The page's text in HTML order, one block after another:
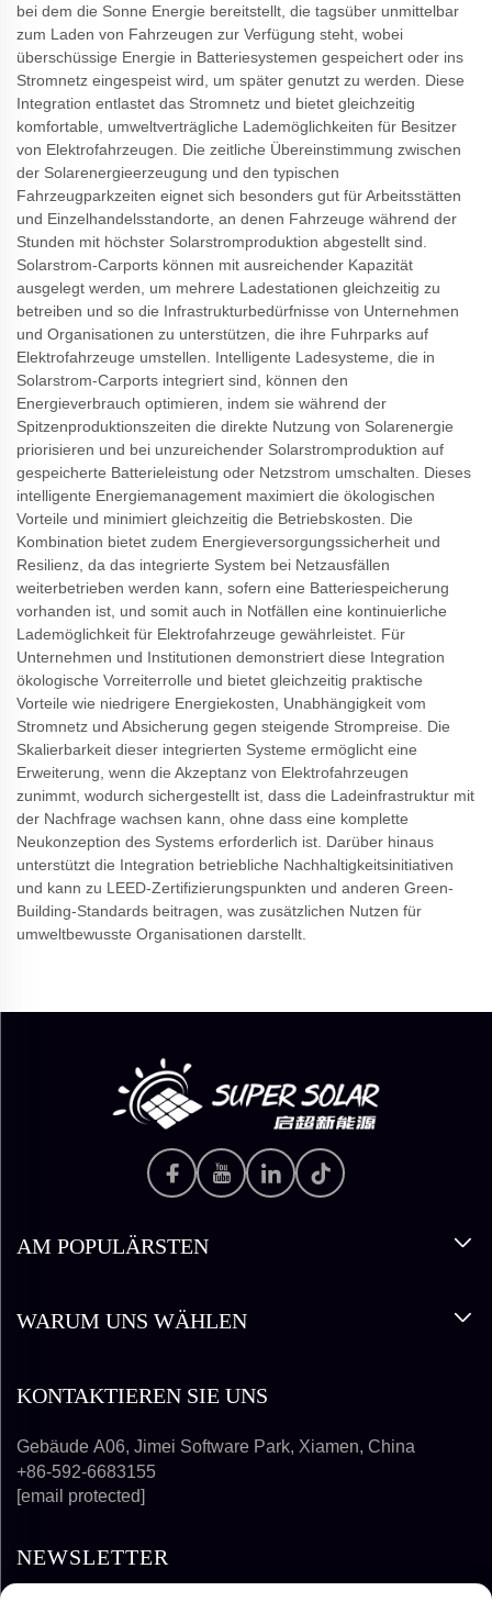
bei dem die Sonne Energie bereitstellt, die tagsüber unmittelbar
zum Laden von Fahrzeugen zur Verfügung steht, wobei
überschüssige Energie in Batteriesystemen gespeichert oder ins
Stromnetz eingespeist wird, um später genutzt zu werden. Diese
Integration entlastet das Stromnetz und bietet gleichzeitig
komfortable, umweltverträgliche Lademöglichkeiten für Besitzer
von Elektrofahrzeugen. Die zeitliche Übereinstimmung zwischen
der Solarenergieerzeugung und den typischen
Fahrzeugparkzeiten eignet sich besonders gut für Arbeitsstätten
und Einzelhandelsstandorte, an denen Fahrzeuge während der
Stunden mit höchster Solarstromproduktion abgestellt sind.
Solarstrom-Carports können mit ausreichender Kapazität
ausgelegt werden, um mehrere Ladestationen gleichzeitig zu
betreiben und so die Infrastrukturbedürfnisse von Unternehmen
und Organisationen zu unterstützen, die ihre Fuhrparks auf
Elektrofahrzeuge umstellen. Intelligente Ladesysteme, die in
Solarstrom-Carports integriert sind, können den
Energieverbrauch optimieren, indem sie während der
Spitzenproduktionszeiten die direkte Nutzung von Solarenergie
priorisieren und bei unzureichender Solarstromproduktion auf
gespeicherte Batterieleistung oder Netzstrom umschalten. Dieses
intelligente Energiemanagement maximiert die ökologischen
Vorteile und minimiert gleichzeitig die Betriebskosten. Die
Kombination bietet zudem Energieversorgungssicherheit und
Resilienz, da das integrierte System bei Netzausfällen
weiterbetrieben werden kann, sofern eine Batteriespeicherung
vorhanden ist, und somit auch in Notfällen eine kontinuierliche
Lademöglichkeit für Elektrofahrzeuge gewährleistet. Für
Unternehmen und Institutionen demonstriert diese Integration
ökologische Vorreiterrolle und bietet gleichzeitig praktische
Vorteile wie niedrigere Energiekosten, Unabhängigkeit vom
Stromnetz und Absicherung gegen steigende Strompreise. Die
Skalierbarkeit dieser integrierten Systeme ermöglicht eine
Erweiterung, wenn die Akzeptanz von Elektrofahrzeugen
zunimmt, wodurch sichergestellt ist, dass die Ladeinfrastruktur mit
der Nachfrage wachsen kann, ohne dass eine komplette
Neukonzeption des Systems erforderlich ist. Darüber hinaus
unterstützt die Integration betriebliche Nachhaltigkeitsinitiativen
und kann zu LEED-Zertifizierungspunkten und anderen Green-
Building-Standards beitragen, was zusätzlichen Nutzen für
umweltbewusste Organisationen darstellt.
AM POPULÄRSTEN
WARUM UNS WÄHLEN
KONTAKTIEREN SIE UNS
Gebäude A06, Jimei Software Park, Xiamen, China
+86-592-6683155
[email protected]
NEWSLETTER